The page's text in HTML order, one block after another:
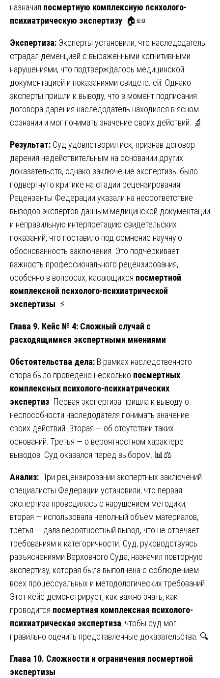
назначил посмертную комплексную психолого-
психиатрическую экспертизу. 🏠📜
Экспертиза: Эксперты установили, что наследодатель
страдал деменцией с выраженными когнитивными
нарушениями, что подтверждалось медицинской
документацией и показаниями свидетелей. Однако
эксперты пришли к выводу, что в момент подписания
договора дарения наследодатель находился в ясном
сознании и мог понимать значение своих действий. 🔬
Результат: Суд удовлетворил иск, признав договор
дарения недействительным на основании других
доказательств, однако заключение экспертизы было
подвергнуто критике на стадии рецензирования.
Рецензенты Федерации указали на несоответствие
выводов экспертов данным медицинской документации
и неправильную интерпретацию свидетельских
показаний, что поставило под сомнение научную
обоснованность заключения. Это подчеркивает
важность профессионального рецензирования,
особенно в вопросах, касающихся посмертной
комплексной психолого-психиатрической
экспертизы. ⚡
Глава 9. Кейс № 4: Сложный случай с
расходящимися экспертными мнениями
Обстоятельства дела: В рамках наследственного
спора было проведено несколько посмертных
комплексных психолого-психиатрических
экспертиз. Первая экспертиза пришла к выводу о
неспособности наследодателя понимать значение
своих действий. Вторая — об отсутствии таких
оснований. Третья — о вероятностном характере
выводов. Суд оказался перед выбором. 📊⚖️
Анализ: При рецензировании экспертных заключений
специалисты Федерации установили, что первая
экспертиза проводилась с нарушением методики,
вторая — использовала неполный объем материалов,
третья — дала вероятностный вывод, что не отвечает
требованиям к категоричности. Суд, руководствуясь
разъяснениями Верховного Суда, назначил повторную
экспертизу, которая была выполнена с соблюдением
всех процессуальных и методологических требований.
Этот кейс демонстрирует, как важно знать, как
проводится посмертная комплексная психолого-
психиатрическая экспертиза, чтобы суд мог
правильно оценить представленные доказательства. 🔍
Глава 10. Сложности и ограничения посмертной
экспертизы